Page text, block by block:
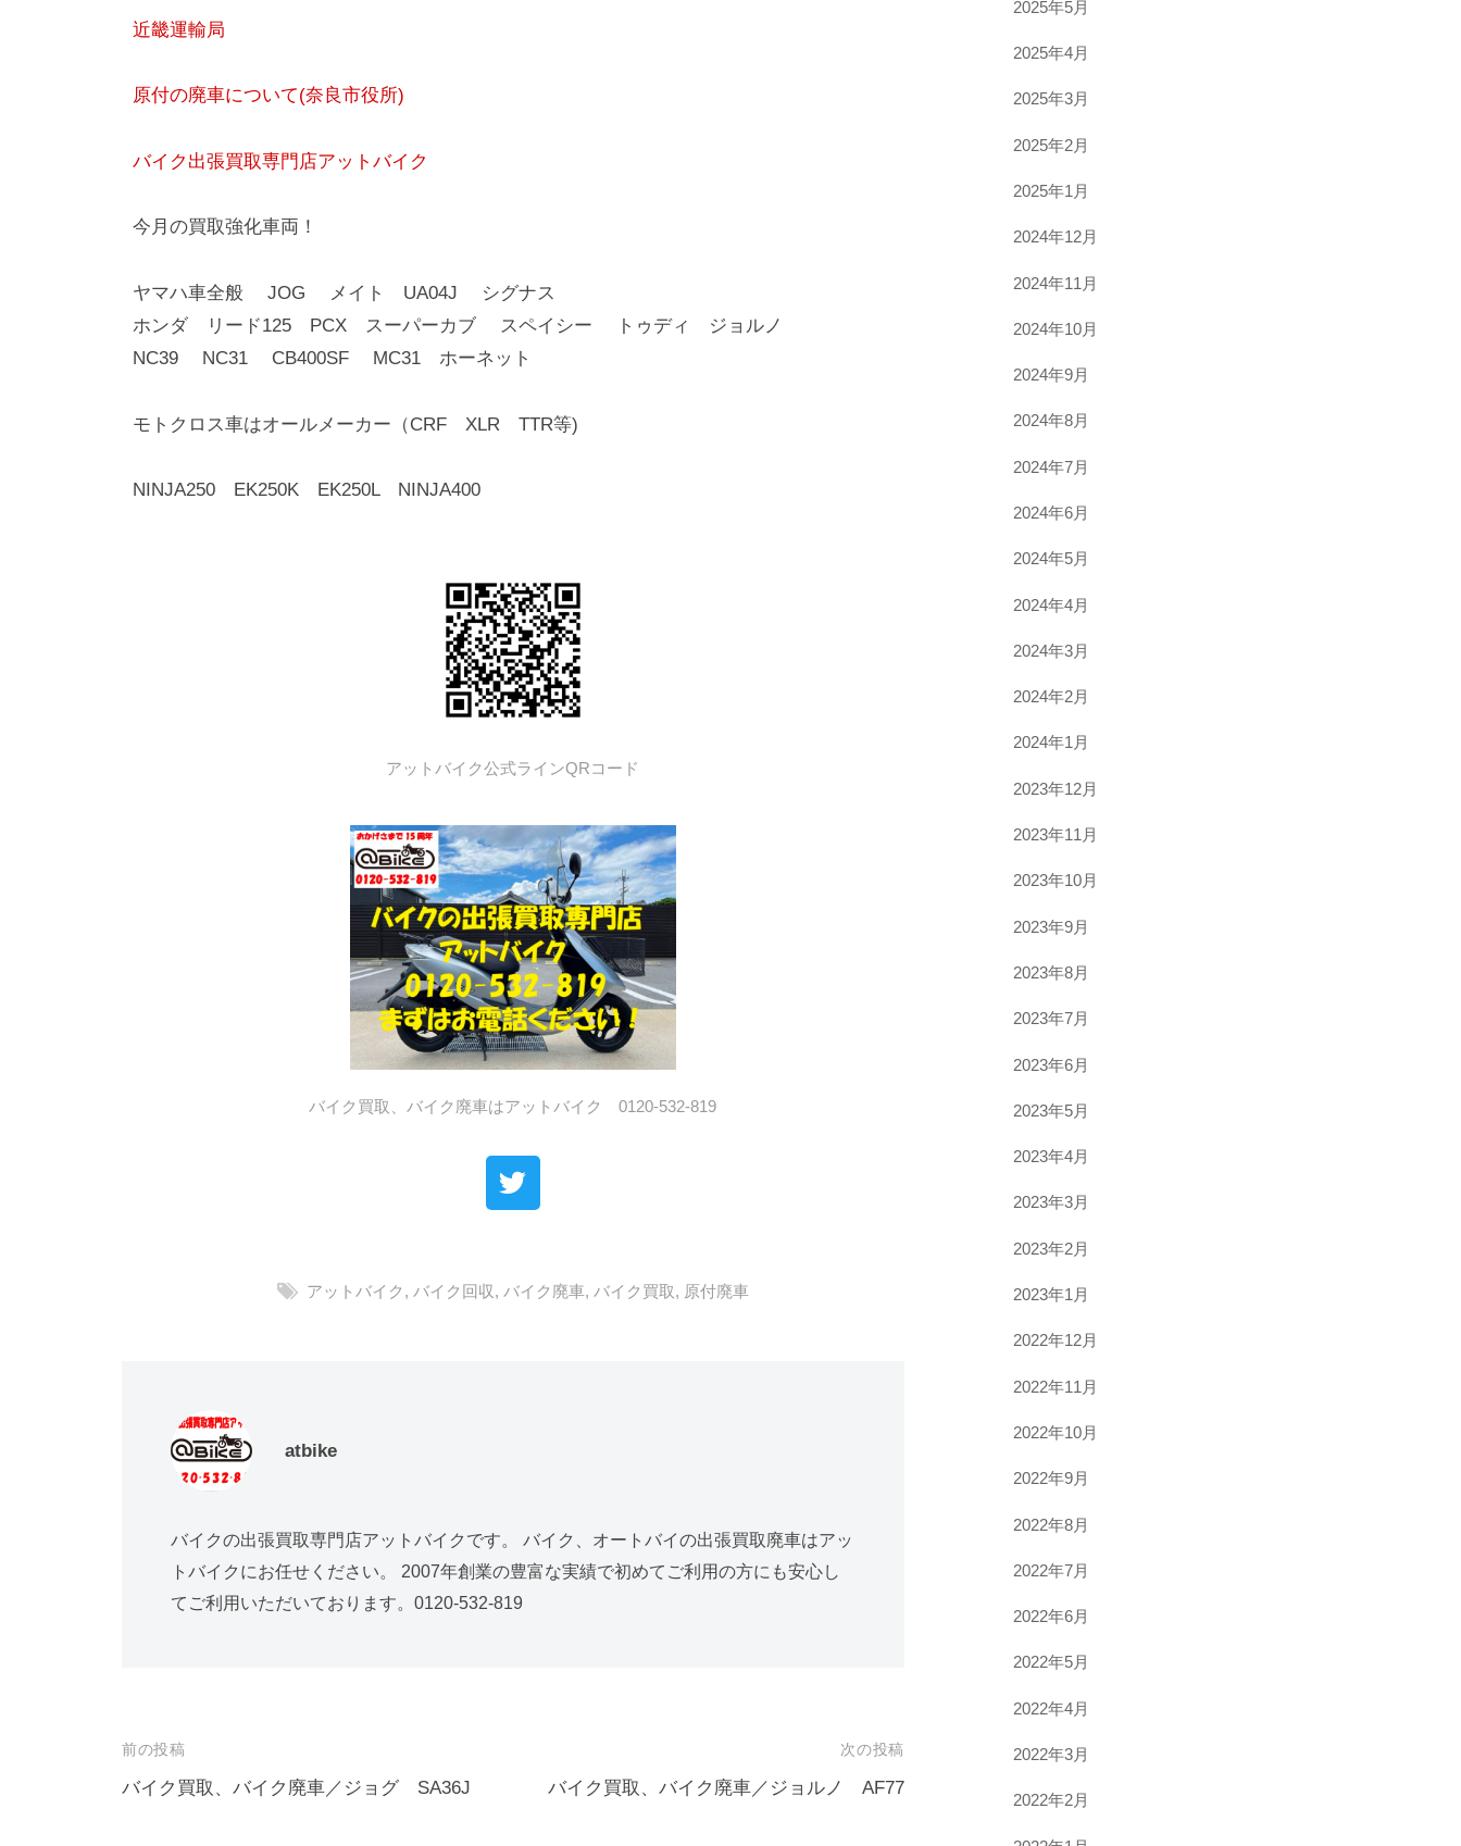
近畿運輸局
原付の廃車について(奈良市役所)
バイク出張買取専門店アットバイク
今月の買取強化車両！
ヤマハ車全般 JOG メイト UA04J シグナス
ホンダ リード125 PCX スーパーカブ スペイシー トゥディ ジョルノ
NC39 NC31 CB400SF MC31 ホーネット
モトクロス車はオールメーカー（CRF XLR TTR等)
NINJA250 EK250K EK250L NINJA400
アットバイク公式ラインQRコード
バイク買取、バイク廃車はアットバイク 0120-532-819
アットバイク , バイク回収, バイク廃車, バイク買取, 原付廃車
atbike
バイクの出張買取専門店アットバイクです。 バイク、オートバイの出張買取廃車はアッ
トバイクにお任せください。 2007年創業の豊富な実績で初めてご利用の方にも安心し
てご利用いただいております。0120-532-819
前の投稿
バイク買取、バイク廃車／ジョグ SA36J
次の投稿
バイク買取、バイク廃車／ジョルノ AF77
2025年5月
2025年4月
2025年3月
2025年2月
2025年1月
2024年12月
2024年11月
2024年10月
2024年9月
2024年8月
2024年7月
2024年6月
2024年5月
2024年4月
2024年3月
2024年2月
2024年1月
2023年12月
2023年11月
2023年10月
2023年9月
2023年8月
2023年7月
2023年6月
2023年5月
2023年4月
2023年3月
2023年2月
2023年1月
2022年12月
2022年11月
2022年10月
2022年9月
2022年8月
2022年7月
2022年6月
2022年5月
2022年4月
2022年3月
2022年2月